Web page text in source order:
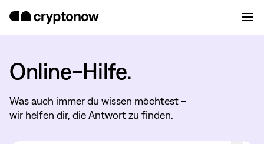
Online-Hilfe.
Was auch immer du wissen möchtest –
wir helfen dir, die Antwort zu finden.